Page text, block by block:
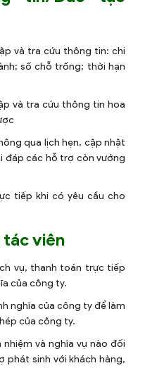
và tra cứu thông tin: chi
số chỗ trống; thời hạn
và tra cứu thông tin hoa
qua lịch hẹn, cập nhật
đáp các hỗ trợ còn vướng
tiếp khi có yêu cầu cho
tác viên
vụ, thanh toán trực tiếp
của công ty.
nghĩa của công ty để làm
của công ty.
và nghĩa vụ nào đối
phát sinh với khách hàng,